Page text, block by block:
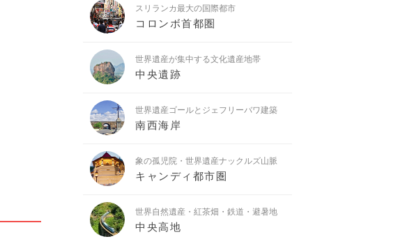
スリランカ最大の国際都市
コロンボ首都圏
世界遺産が集中する文化遺産地帯
中央遺跡
世界遺産ゴールとジェフリーバワ建築
南西海岸
象の孤児院・世界遺産ナックルズ山脈
キャンディ都市圏
世界自然遺産・紅茶畑・鉄道・避暑地
中央高地